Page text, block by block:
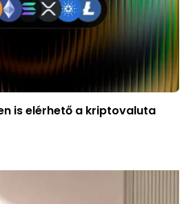
is elérhető a kriptovaluta